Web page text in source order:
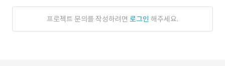
프로젝트 문의를 작성하려면 로그인 해주세요.